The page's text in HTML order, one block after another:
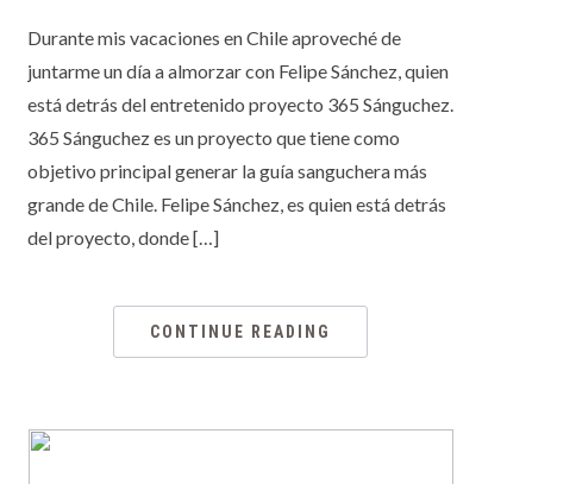
Durante mis vacaciones en Chile aproveché de
juntarme un día a almorzar con Felipe Sánchez, quien
está detrás del entretenido proyecto 365 Sánguchez.
365 Sánguchez es un proyecto que tiene como
objetivo principal generar la guía sanguchera más
grande de Chile. Felipe Sánchez, es quien está detrás
del proyecto, donde […]
CONTINUE READING